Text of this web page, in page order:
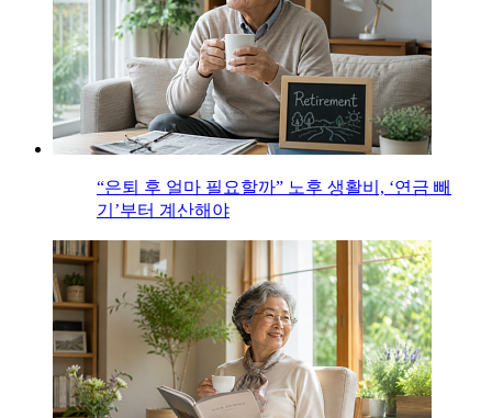
“은퇴 후 얼마 필요할까” 노후 생활비, ‘연금 빼
기’부터 계산해야